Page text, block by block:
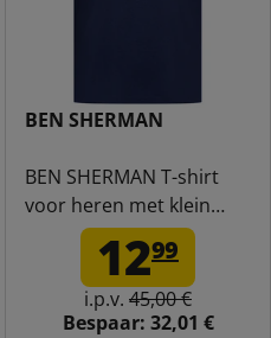
BEN SHERMAN
BEN SHERMAN T-shirt
voor heren met klein
logo 0076266-
TWILIGHTDENIM
1299
i.p.v. 45,00 €
Bespaar: 32,01 €